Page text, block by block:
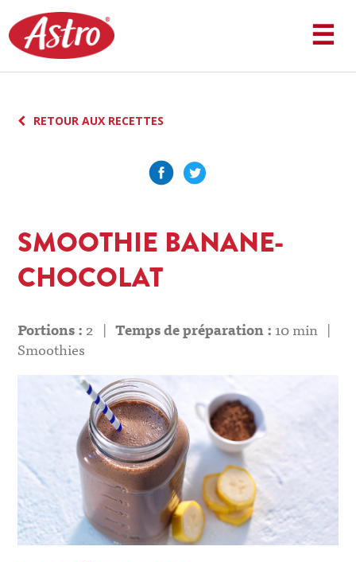
au
contenu
principal
☰
RETOUR AUX RECETTES
SMOOTHIE BANANE-
CHOCOLAT
Portions : 2 | Temps de préparation :10 min |
Smoothies